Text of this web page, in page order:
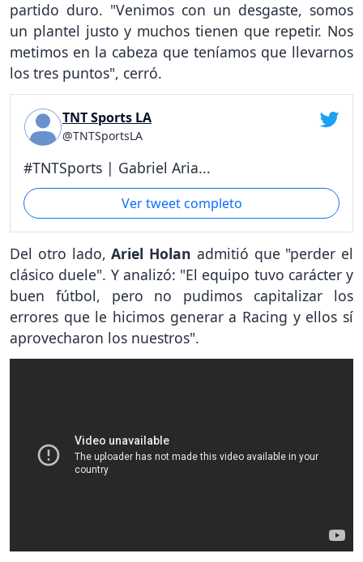
partido duro. "Venimos con un desgaste, somos
un plantel justo y muchos tienen que repetir. Nos
metimos en la cabeza que teníamos que llevarnos
los tres puntos", cerró.
TNT Sports LA
@TNTSportsLA
#TNTSports | Gabriel Aria...
Ver tweet completo
Del otro lado,Ariel Holan admitió que "perder el
clásico duele". Y analizó: "El equipo tuvo carácter y
buen fútbol, pero no pudimos capitalizar los
errores que le hicimos generar a Racing y ellos sí
aprovecharon los nuestros".